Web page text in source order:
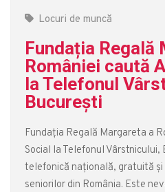
Locuri de muncă
Fundația Regală
României caută
la Telefonul
București
Fundația Regală Margareta a
Social la Telefonul Vârstnicului,
telefonică națională, gratuită
seniorilor din România. Este